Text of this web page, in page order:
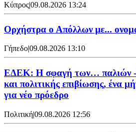
Κύπρος|09.08.2026 13:24
Ορχήστρα o Aπόλλων με...
Γήπεδο09.08.2026 13:10
ΕΔΕΚ: Η σφαγή των… παλιών -
και πολιτικής επιβίωσης, ένα
για νέο πρόεδρο
Πολιτική|09.08.2026 12:56